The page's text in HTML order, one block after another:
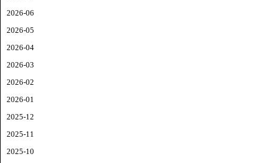
2026-06
2026-05
2026-04
2026-03
2026-02
2026-01
2025-12
2025-11
2025-10